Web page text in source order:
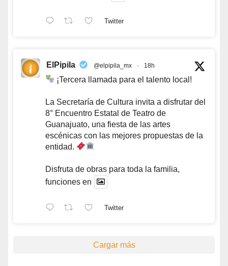
Twitter
ElPipila @elpipila_mx · 18h
¡Tercera llamada para el talento local!
La Secretaría de Cultura invita a disfrutar del
8° Encuentro Estatal de Teatro de
Guanajuato, una fiesta de las artes
escénicas con las mejores propuestas de la
entidad.
Disfruta de obras para toda la familia,
funciones en
Twitter
Cargar más